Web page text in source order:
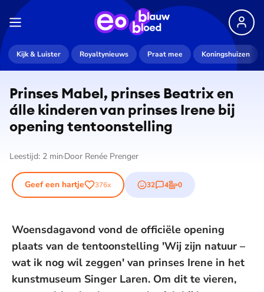
Kijk & Luister Royaltynieuws Praat mee Koningshuizen
Prinses Mabel, prinses Beatrix en
álle kinderen van prinses Irene bij
opening ten­toon­stel­ling
Leestijd: 2 min Door Renée Prenger
Geef een hartje 376x 32
emojis4
reacties
0
stemmen
Woensdagavond vond de officiële opening
plaats van de tentoonstelling 'Wij zijn natuur –
wat ik nog wil zeggen' van prinses Irene in het
kunstmuseum Singer Laren. Om dit te vieren,